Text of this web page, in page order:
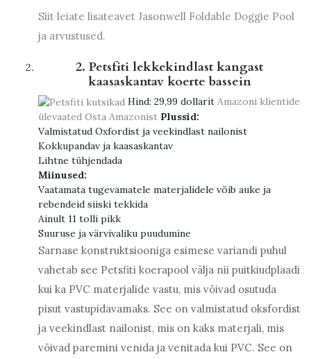
Siit leiate lisateavet Jasonwell Foldable Doggie Pool
ja arvustused.
2. Petsfiti lekkekindlast kangast
kaasaskantav koerte bassein
Hind: 29,99 dollarit Amazoni klientide
ülevaated Osta Amazonist Plussid:
Valmistatud Oxfordist ja veekindlast nailonist
Kokkupandav ja kaasaskantav
Lihtne tühjendada
Miinused:
Vaatamata tugevamatele materjalidele võib auke ja
rebendeid siiski tekkida
Ainult 11 tolli pikk
Suuruse ja värvivaliku puudumine
Sarnase konstruktsiooniga esimese variandi puhul
vahetab see Petsfiti koerapool välja nii puitkiudplaadi
kui ka PVC materjalide vastu, mis võivad osutuda
pisut vastupidavamaks. See on valmistatud oksfordist
ja veekindlast nailonist, mis on kaks materjali, mis
võivad paremini venida ja venitada kui PVC. See on